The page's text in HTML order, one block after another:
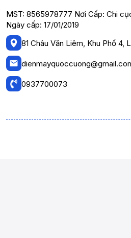
MST: 8565978777 Nơi Cấp: Chi
Ngày cấp: 17/01/2019
81 Châu Văn Liêm, Khu Phố 4,
0937700073